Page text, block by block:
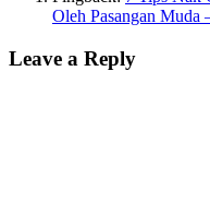
Oleh Pasangan
Leave a Reply